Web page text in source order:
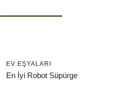
EV EŞYALARI
En İyi Robot Süpürge